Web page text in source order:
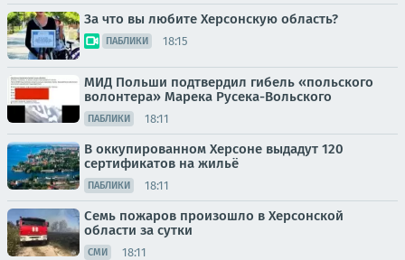
За что вы любите Херсонскую область?
ПАБЛИКИ 18:15
МИД Польши подтвердил гибель «польского
волонтера» Марека Русека-Вольского
ПАБЛИКИ 18:11
В оккупированном Херсоне выдадут 120
сертификатов на жильё
ПАБЛИКИ 18:11
Семь пожаров произошло в Херсонской
области за сутки
СМИ 18:11